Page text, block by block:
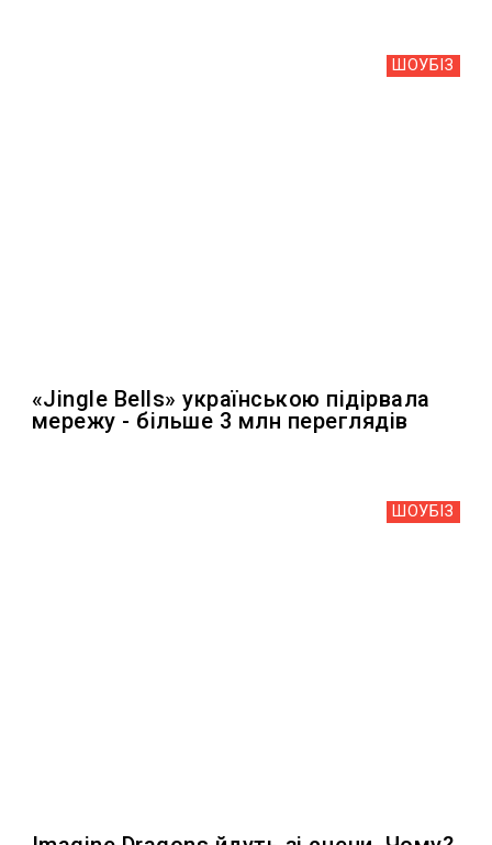
ШОУБIЗ
«Jingle Bells» українською підірвала
мережу - більше 3 млн переглядів
ШОУБIЗ